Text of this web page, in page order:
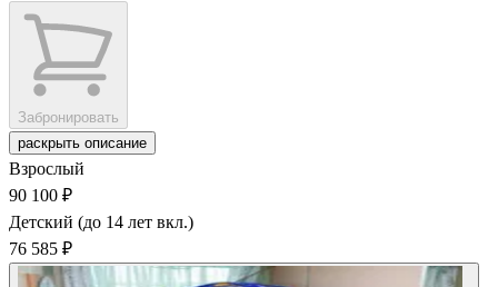
Забронировать
раскрыть описание
Взрослый
90 100 ₽
Детский (до 14 лет вкл.)
76 585 ₽